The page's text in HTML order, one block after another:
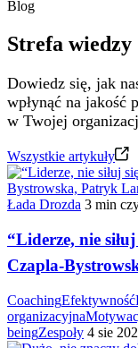
Blog
Strefa wiedzy
Dowiedz się, jak
wpłynąć na jakość
w Twojej
Wszystkie artykuły
Łada Drozda 3 min
“Liderze, nie
Czapla-
CoachingEfektywność
organizacyjna
beingZespoły 4 sie